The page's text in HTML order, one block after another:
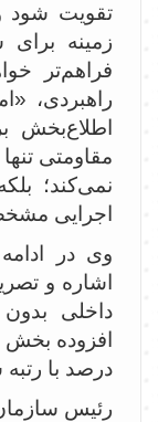
تقویت شود
زمینه برای
فراهم‌تر
راهبردی،
اطلاع‌بخش
مقاومتی
نمی‌کند؛
اجرایی
وی در
اشاره و
درصد با
رئیس